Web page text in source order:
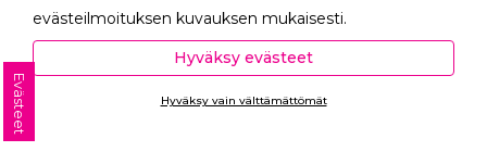
Seuraa meitä
evästeilmoituksen kuvauksen mukaisesti.
Hyväksyessäsi analytiikka- ja markkinointievästeet
autat meitä mittaamaan ja analysoimaan
verkkosivumme toimintaa ja käyttöä (Analytiikka ja
Hyväksy evästeet
Hyväksy vain välttämättömät
Evästeet